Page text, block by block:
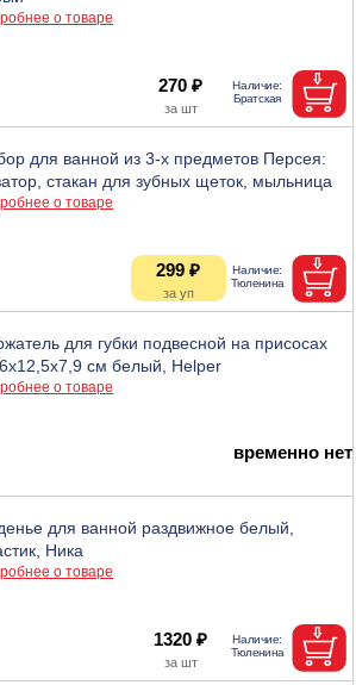
о товаре
270 ₽
для ванной из 3-х предметов Персея:
стакан для зубных щеток, мыльница
о товаре
299 ₽
для губки подвесной на присосах
см белый, Helper
о товаре
временно нет
для ванной раздвижное белый,
Ника
о товаре
1320 ₽